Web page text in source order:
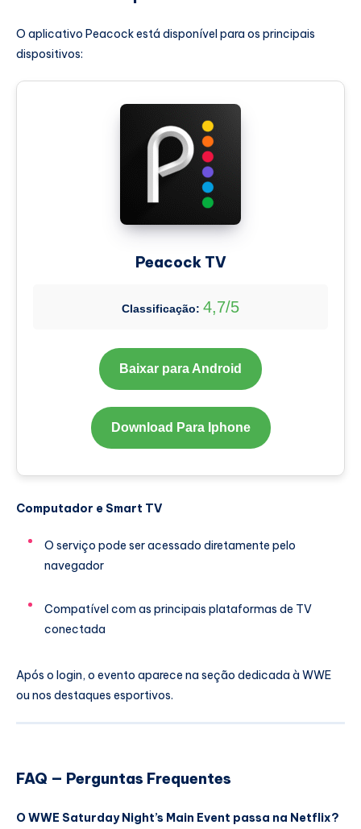
O aplicativo Peacock está disponível para os principais
dispositivos:
Peacock TV
Classificação: 4,7/5
Baixar para Android
Download Para Iphone
Computador e Smart TV
O serviço pode ser acessado diretamente pelo
navegador
Compatível com as principais plataformas de TV
conectada
Após o login, o evento aparece na seção dedicada à WWE
ou nos destaques esportivos.
FAQ — Perguntas Frequentes
O WWE Saturday Night’s Main Event passa na Netflix?